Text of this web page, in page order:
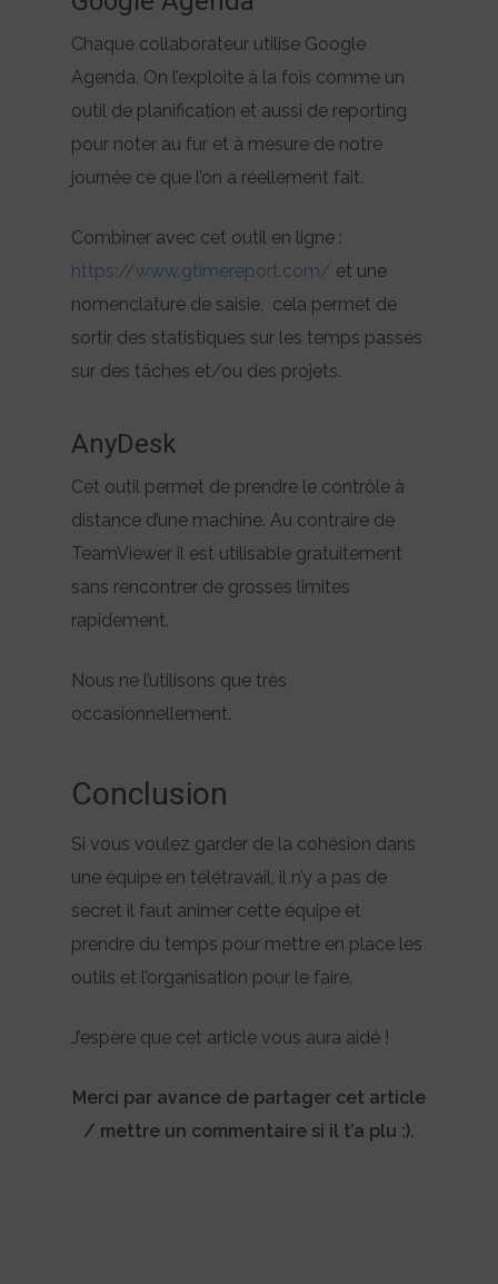
Chaque collaborateur utilise Google
Agenda. On l’exploite à la fois comme un
outil de planification et aussi de reporting
pour noter au fur et à mesure de notre
journée ce que l’on a réellement fait.
Combiner avec cet outil en ligne :
https://www.gtimereport.com/ et une
nomenclature de saisie, cela permet de
sortir des statistiques sur les temps passés
sur des tâches et/ou des projets.
AnyDesk
Cet outil permet de prendre le contrôle à
distance d’une machine. Au contraire de
TeamViewer il est utilisable gratuitement
sans rencontrer de grosses limites
rapidement.
Nous ne l’utilisons que très
occasionnellement.
Conclusion
Si vous voulez garder de la cohésion dans
une équipe en télétravail, il n’y a pas de
secret il faut animer cette équipe et
prendre du temps pour mettre en place les
outils et l’organisation pour le faire.
J’espère que cet article vous aura aidé !
Merci par avance de partager cet article
/ mettre un commentaire si il t’a plu :).